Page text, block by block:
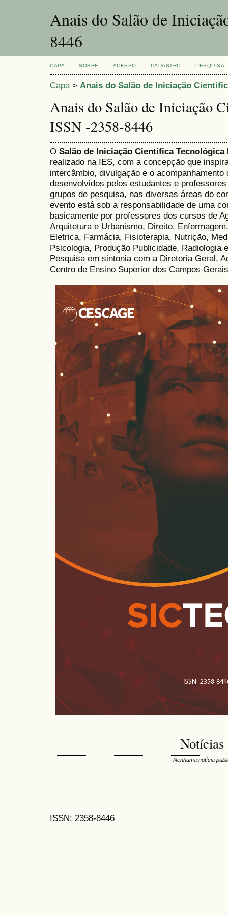
Anais do Salão de
8446
CAPA SOBRE ACESSO CADASTRO PESQUISA
Capa> Anais do Salão de Iniciação
Anais do Salão de Iniciação
ISSN -2358-8446
O Salão de Iniciação Científica Tecnológica
realizado na IES, com a concepção que
intercâmbio, divulgação e o
desenvolvidos pelos estudantes e
grupos de pesquisa, nas diversas áreas do
evento está sob a responsabilidade de uma
basicamente por professores dos cursos de
Arquitetura e Urbanismo, Direito,
Eletrica, Farmácia, Fisioterapia, Nutrição,
Psicologia, Produção Publicidade, Radiologia
Pesquisa em sintonia com a Diretoria Geral,
Centro de Ensino Superior dos Campos
Notícias
Nenhuma notícia
ISSN: 2358-8446